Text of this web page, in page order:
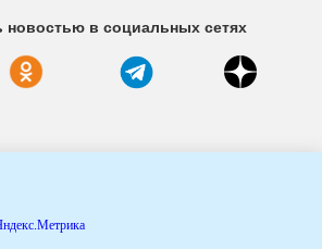
новостью в социальных сетях